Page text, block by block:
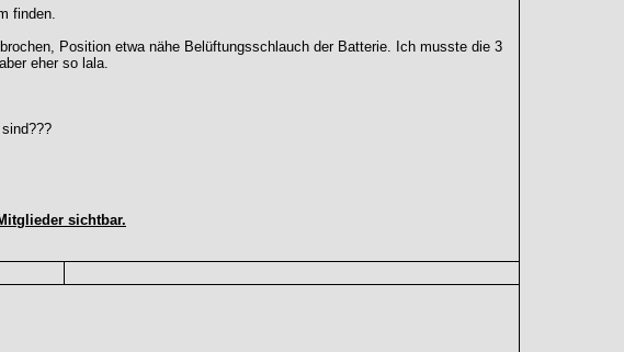
finden.
Position etwa nähe Belüftungsschlauch der Batterie. Ich musste die 3
eher so lala.
sichtbar.